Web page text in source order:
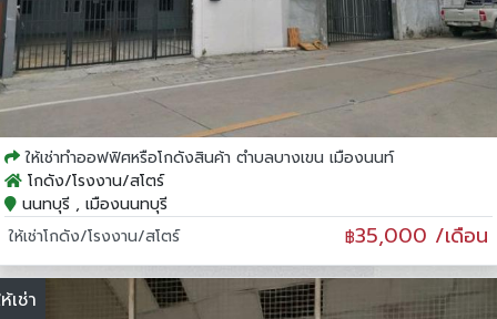
ให้เช่าทำออฟฟิศหรือโกดังสินค้า ตำบลบางเขน เมืองนนท์
โกดัง/โรงงาน/สโตร์
นนทบุรี , เมืองนนทบุรี
ให้เช่าโกดัง/โรงงาน/สโตร์
฿35,000 /เดือน
เช่า